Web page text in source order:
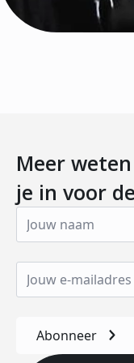
Meer
je in voor
Abonneer